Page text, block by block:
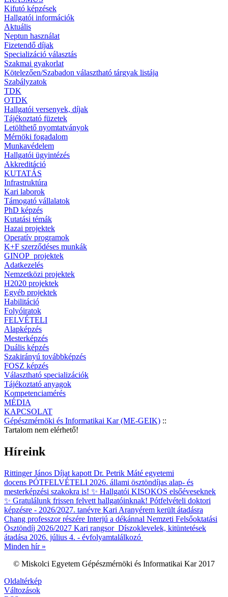
Kifutó képzések
Hallgatói információk
Aktuális
Neptun használat
Fizetendő díjak
Specializáció választás
Szakmai gyakorlat
Kötelezően/Szabadon választható tárgyak listája
Szabályzatok
TDK
OTDK
Hallgatói versenyek, díjak
Tájékoztató füzetek
Letölthető nyomtatványok
Mérnöki fogadalom
Munkavédelem
Hallgatói ügyintézés
Akkreditáció
KUTATÁS
Infrastruktúra
Kari laborok
Támogató vállalatok
PhD képzés
Kutatási témák
Hazai projektek
Operatív programok
K+F szerződéses munkák
GINOP_projektek
Adatkezelés
Nemzetközi projektek
H2020 projektek
Egyéb projektek
Habilitáció
Folyóiratok
FELVÉTELI
Alapképzés
Mesterképzés
Duális képzés
Szakirányú továbbképzés
FOSZ képzés
Választható specializációk
Tájékoztató anyagok
Kompetenciamérés
MÉDIA
KAPCSOLAT
Gépészmérnöki és Informatikai Kar (ME-GEIK) ::
Tartalom nem elérhető!
Híreink
Rittinger János Díjat kapott Dr. Petrik Máté egyetemi
docens PÓTFELVÉTELI 2026. állami ösztöndíjas alap- és
mesterképzési szakokra is! ✨ Hallgatói KISOKOS elsőéveseknek
✨ Gratulálunk frissen felvett hallgatóinknak! Pótfelvételi doktori
képzésre - 2026/2027. tanévre Kari Aranyérem került átadásra
Chang professzor részére Interjú a dékánnal Nemzeti Felsőoktatási
Ösztöndíj 2026/2027 Kari rangsor Díszoklevelek, kitüntetések
átadása 2026. július 4. - évfolyamtalálkozó
Minden hír »
© Miskolci Egyetem Gépészmérnöki és Informatikai Kar 2017
Oldaltérkép
Változások